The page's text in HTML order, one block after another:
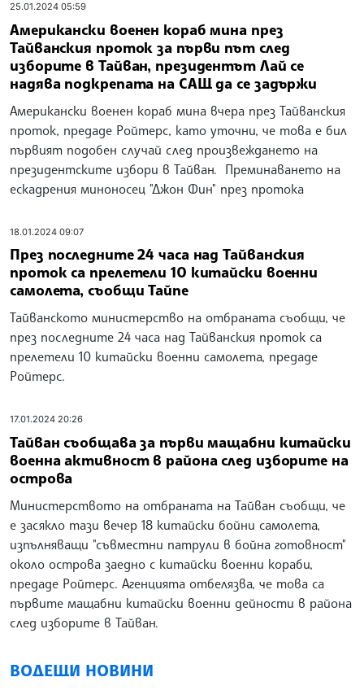
25.01.2024 05:59
Американски военен кораб мина през
Тайванския проток за първи път след
изборите в Тайван, президентът Лай се
надява подкрепата на САЩ да се задържи
Американски военен кораб мина вчера през Тайванския
проток, предаде Ройтерс, като уточни, че това е бил
първият подобен случай след произвеждането на
президентските избори в Тайван. Преминаването на
ескадрения миноносец "Джон Фин" през протока
18.01.2024 09:07
През последните 24 часа над Тайванския
проток са прелетели 10 китайски военни
самолета, съобщи Тайпе
Тайванското министерство на отбраната съобщи, че
през последните 24 часа над Тайванския проток са
прелетели 10 китайски военни самолета, предаде
Ройтерс.
17.01.2024 20:26
Тайван съобщава за първи мащабни китайски
военна активност в района след изборите на
острова
Министерството на отбраната на Тайван съобщи, че
е засякло тази вечер 18 китайски бойни самолета,
изпълняващи "съвместни патрули в бойна готовност"
около острова заедно с китайски военни кораби,
предаде Ройтерс. Агенцията отбелязва, че това са
първите мащабни китайски военни дейности в района
след изборите в Тайван.
ВОДЕЩИ НОВИНИ